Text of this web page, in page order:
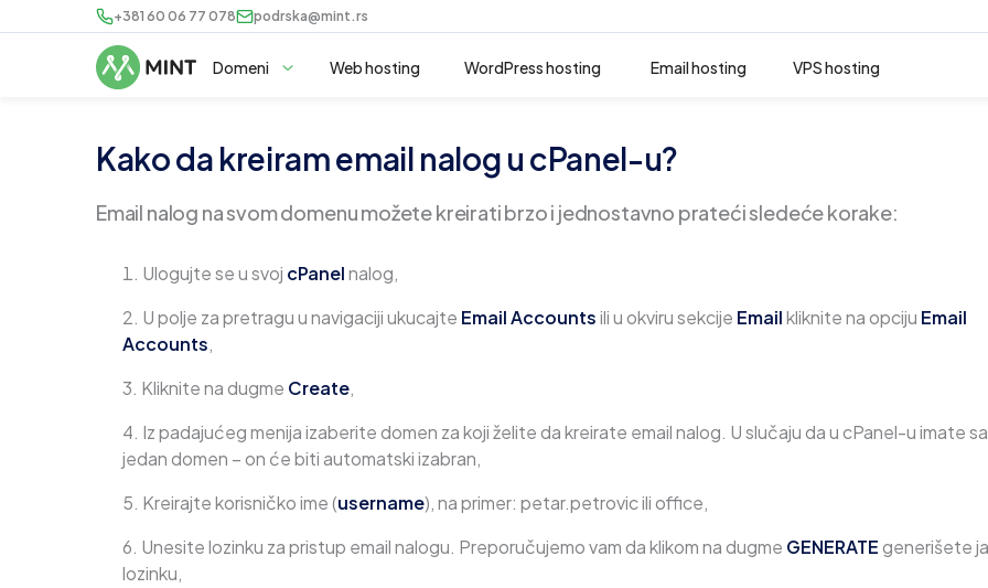
+381 60 06 77 078 podrska@mint.rs
Domeni Web hosting WordPress hosting Email hosting VPS hosting
Kako da kreiram email nalog u cPanel-u?
Email nalog na svom domenu možete kreirati brzo i jednostavno prateći sledeće korake:
Ulogujte se u svoj cPanelnalog,
U polje za pretragu u navigaciji ukucajte Email Accountsili u okviru sekcije Emailkliknite na opciju Email
Accounts,
Kliknite na dugme Create,
Iz padajućeg menija izaberite domen za koji želite da kreirate email nalog. U slučaju da u cPanel-u imate
jedan domen – on će biti automatski izabran,
Kreirajte korisničko ime (username), na primer: petar.petrovic ili office,
Unesite lozinku za pristup email nalogu. Preporučujemo vam da klikom na dugme GENERATEgenerišete
lozinku,